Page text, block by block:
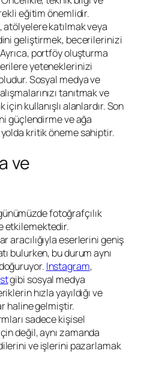
eğitim önemlidir.
katılmak veya
geliştirmek, becerilerinizi
portföy oluşturma
yeteneklerinizi
Sosyal medya ve
tanıtmak ve
kullanışlı alanlardır. Son
güçlendirme ve ağa
yolda kritik öneme sahiptir.
ve
fotoğrafçılık
etkilemektedir.
aracılığıyla eserlerini geniş
bulurken, bu durum aynı
Instagram,
gibi sosyal medya
hızla yayıldığı ve
haline gelmiştir.
sadece kişisel
değil, aynı zamanda
ve işlerini pazarlamak